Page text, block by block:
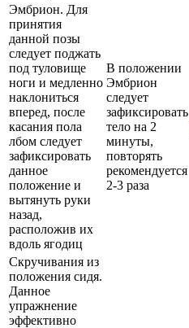
Эмбрион. Для
принятия
данной позы
следует поджать
под туловище
ноги и медленно
наклониться
вперед, после
касания пола
лбом следует
зафиксировать
данное
положение и
вытянуть руки
назад,
расположив их
вдоль ягодиц
В положении
Эмбрион
следует
зафиксировать
тело на 2
минуты,
повторять
рекомендуется
2-3 раза
Скручивания из
положения сидя.
Данное
упражнение
эффективно